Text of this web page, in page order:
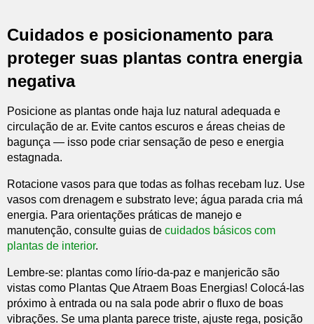
Cuidados e posicionamento para
proteger suas plantas contra energia
negativa
Posicione as plantas onde haja luz natural adequada e
circulação de ar. Evite cantos escuros e áreas cheias de
bagunça — isso pode criar sensação de peso e energia
estagnada.
Rotacione vasos para que todas as folhas recebam luz. Use
vasos com drenagem e substrato leve; água parada cria má
energia. Para orientações práticas de manejo e
manutenção, consulte guias de cuidados básicos com
plantas de interior.
Lembre-se: plantas como lírio-da-paz e manjericão são
vistas como Plantas Que Atraem Boas Energias! Colocá-las
próximo à entrada ou na sala pode abrir o fluxo de boas
vibrações. Se uma planta parece triste, ajuste rega, posição